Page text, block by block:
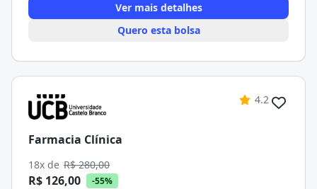
Ver mais detalhes
Quero esta bolsa
4.2
Farmacia Clínica
18x de R$ 280,00
R$ 126,00 -55%